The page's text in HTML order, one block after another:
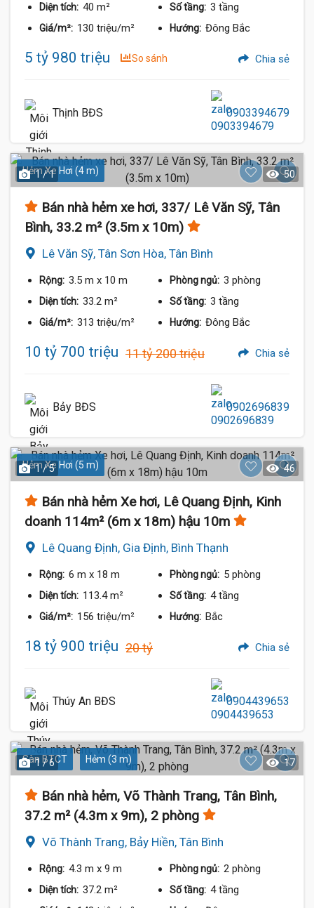
Diện tích: 40 m² Số tầng: 3 tầng
Giá/m²: 130 triệu/m² Hướng: Đông Bắc
5 tỷ 980 triệu So sánh Chia sẻ
Thịnh BĐS 0903394679
Hẻm Xe Hơi (4 m)
1 / 1 50
Bán nhà hẻm xe hơi, 337/ Lê Văn Sỹ, Tân
Bình, 33.2 m² (3.5m x 10m)
Lê Văn Sỹ, Tân Sơn Hòa, Tân Bình
Rộng: 3.5 m x 10 m Phòng ngủ: 3 phòng
Diện tích: 33.2 m² Số tầng: 3 tầng
Giá/m²: 313 triệu/m² Hướng: Đông Bắc
10 tỷ 700 triệu 11 tỷ 200 triệu Chia sẻ
Bảy BĐS 0902696839
Hẻm Xe Hơi (5 m)
1 / 5 46
Bán nhà hẻm Xe hơi, Lê Quang Định, Kinh
doanh 114m² (6m x 18m) hậu 10m
Lê Quang Định, Gia Định, Bình Thạnh
Rộng: 6 m x 18 m Phòng ngủ: 5 phòng
Diện tích: 113.4 m² Số tầng: 4 tầng
Giá/m²: 156 triệu/m² Hướng: Bắc
18 tỷ 900 triệu 20 tỷ Chia sẻ
Thúy An BĐS 0904439653
Sàn BTCT Hẻm (3 m)
1 / 6 17
Bán nhà hẻm, Võ Thành Trang, Tân Bình,
37.2 m² (4.3m x 9m), 2 phòng
Võ Thành Trang, Bảy Hiền, Tân Bình
Rộng: 4.3 m x 9 m Phòng ngủ: 2 phòng
Diện tích: 37.2 m² Số tầng: 4 tầng